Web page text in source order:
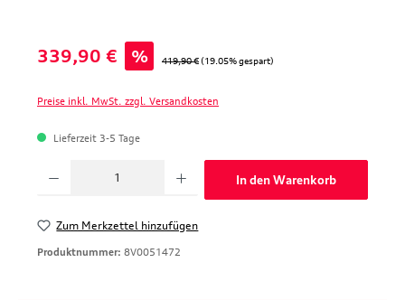
Verkaufspreis:
339,90 € % Regulärer Preis:
419,90 € (19.05% gespart)
Preise inkl. MwSt. zzgl. Versandkosten
Lieferzeit 3-5 Tage
In den Warenkorb
Zum Merkzettel hinzufügen
Produktnummer: 8V0051472